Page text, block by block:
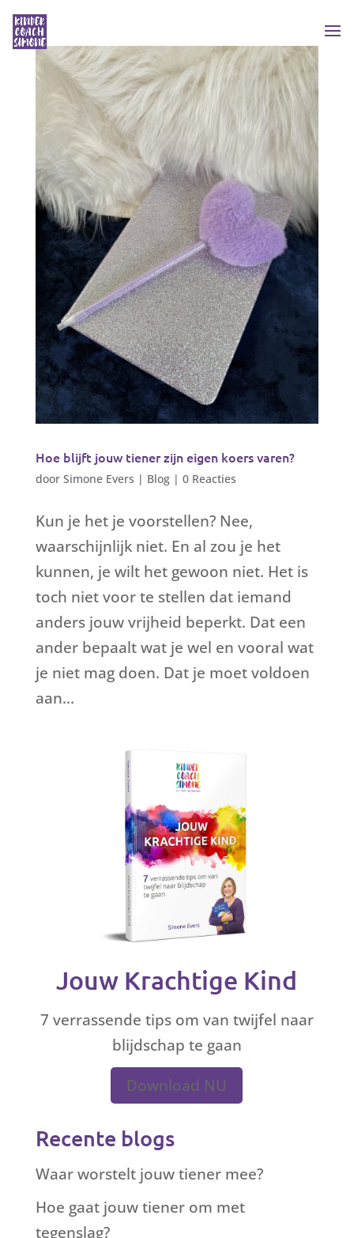
Hoe blijft jouw tiener zijn eigen koers varen?
door Simone Evers | Blog| 0 Reacties
Kun je het je voorstellen? Nee,
waarschijnlijk niet. En al zou je het
kunnen, je wilt het gewoon niet. Het is
toch niet voor te stellen dat iemand
anders jouw vrijheid beperkt. Dat een
ander bepaalt wat je wel en vooral wat
je niet mag doen. Dat je moet voldoen
aan...
Jouw Krachtige Kind
7 verrassende tips om van twijfel naar
blijdschap te gaan
Download NU
Recente blogs
Waar worstelt jouw tiener mee?
Hoe gaat jouw tiener om met
tegenslag?